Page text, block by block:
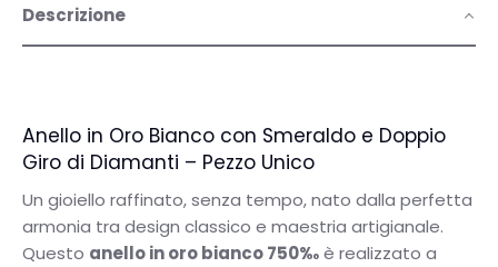
Descrizione
Anello in Oro Bianco con Smeraldo e Doppio
Giro di Diamanti – Pezzo Unico
Un gioiello raffinato, senza tempo, nato dalla perfetta
armonia tra design classico e maestria artigianale.
Questo anello in oro bianco 750‰è realizzato a